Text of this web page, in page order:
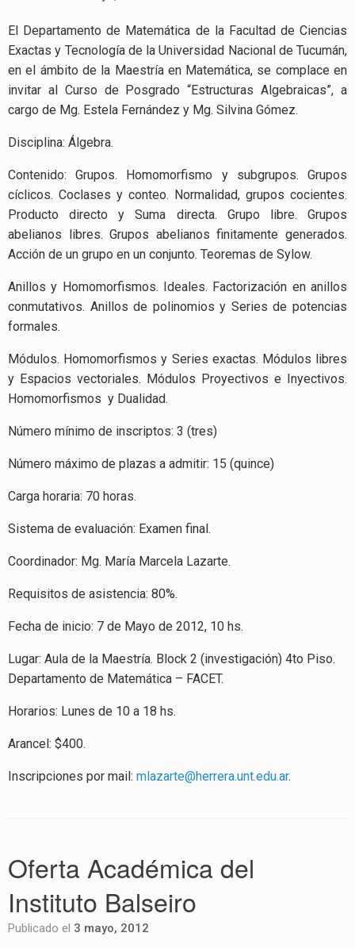
El Departamento de Matemática de la Facultad de Ciencias
Exactas y Tecnología de la Universidad Nacional de Tucumán,
en el ámbito de la Maestría en Matemática, se complace en
invitar al Curso de Posgrado “Estructuras Algebraicas”, a
cargo de Mg. Estela Fernández y Mg. Silvina Gómez.
Disciplina: Álgebra.
Contenido: Grupos. Homomorfismo y subgrupos. Grupos
cíclicos. Coclases y conteo. Normalidad, grupos cocientes.
Producto directo y Suma directa. Grupo libre. Grupos
abelianos libres. Grupos abelianos finitamente generados.
Acción de un grupo en un conjunto. Teoremas de Sylow.
Anillos y Homomorfismos. Ideales. Factorización en anillos
conmutativos. Anillos de polinomios y Series de potencias
formales.
Módulos. Homomorfismos y Series exactas. Módulos libres
y Espacios vectoriales. Módulos Proyectivos e Inyectivos.
Homomorfismos y Dualidad.
Número mínimo de inscriptos: 3 (tres)
Número máximo de plazas a admitir: 15 (quince)
Carga horaria: 70 horas.
Sistema de evaluación: Examen final.
Coordinador: Mg. María Marcela Lazarte.
Requisitos de asistencia: 80%.
Fecha de inicio: 7 de Mayo de 2012, 10 hs.
Lugar: Aula de la Maestría. Block 2 (investigación) 4to Piso.
Departamento de Matemática – FACET.
Horarios: Lunes de 10 a 18 hs.
Arancel: $400.
Inscripciones por mail: mlazarte@herrera.unt.edu.ar.
Oferta Académica del
Instituto Balseiro
Publicado el 3 mayo, 2012